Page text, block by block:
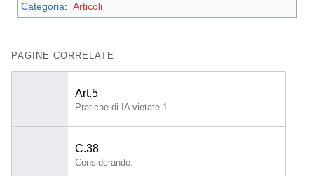
Categoria: Articoli
PAGINE CORRELATE
Art.5
Pratiche di IA vietate 1.
C.38
Considerando.